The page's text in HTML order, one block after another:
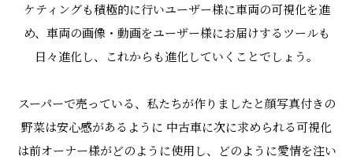
ケティングも積極的に行いユーザー様に車両の可視化を進
め、 車両の画像・動画をユーザー様にお届けするツールも
日々進化し、これからも進化していくことでしょう。
スーパーで売っている、私たちが作りましたと顔写真付きの
野菜は安心感があるように 中古車に次に求められる可視化
は前オーナー様がどのように使用し、どのように愛情を注い